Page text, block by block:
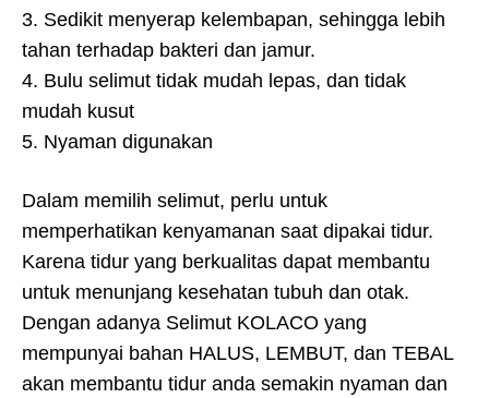
3. Sedikit menyerap kelembapan, sehingga lebih
tahan terhadap bakteri dan jamur.
4. Bulu selimut tidak mudah lepas, dan tidak
mudah kusut
5. Nyaman digunakan
Dalam memilih selimut, perlu untuk
memperhatikan kenyamanan saat dipakai tidur.
Karena tidur yang berkualitas dapat membantu
untuk menunjang kesehatan tubuh dan otak.
Dengan adanya Selimut KOLACO yang
mempunyai bahan HALUS, LEMBUT, dan TEBAL
akan membantu tidur anda semakin nyaman dan